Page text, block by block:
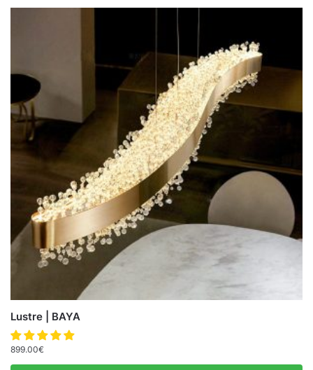
Lustre | BAYA
899.00€